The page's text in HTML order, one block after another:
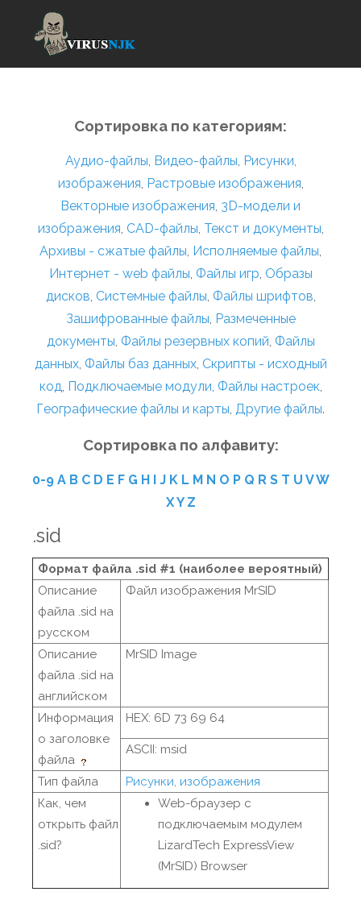
Сортировка по категориям:
Аудио-файлы, Видео-файлы, Рисунки,
изображения, Растровые изображения,
Векторные изображения, 3D-модели и
изображения, CAD-файлы, Текст и документы,
Архивы - сжатые файлы, Исполняемые файлы,
Интернет - web файлы, Файлы игр, Образы
дисков, Системные файлы, Файлы шрифтов,
Зашифрованные файлы, Размеченные
документы, Файлы резервных копий, Файлы
данных, Файлы баз данных, Скрипты - исходный
код, Подключаемые модули, Файлы настроек,
Географические файлы и карты, Другие файлы.
Сортировка по алфавиту:
0-9 A B C D E F G H I J K L M N O P Q R S T U VW
XY Z
.sid
Формат файла .sid #1 (наиболее вероятный)
Описание
файла .sid на
русском
Файл изображения MrSID
Описание
файла .sid на
английском
MrSID Image
Информация
о заголовке
файла
HEX: 6D 73 69 64
ASCII: msid
Тип файла
Рисунки, изображения
Как, чем
открыть файл
.sid?
Web-браузер с
подключаемым модулем
LizardTech ExpressView
(MrSID) Browser